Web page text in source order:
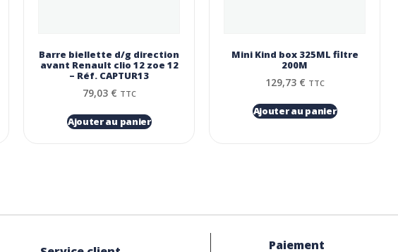
Barre biellette d/g direction
avant Renault clio 12 zoe 12
– Réf. CAPTUR13
79,03 € TTC
Ajouter au panier
Mini Kind box 325ML filtre
200Μ
129,73 € TTC
Ajouter au panier
Paiement